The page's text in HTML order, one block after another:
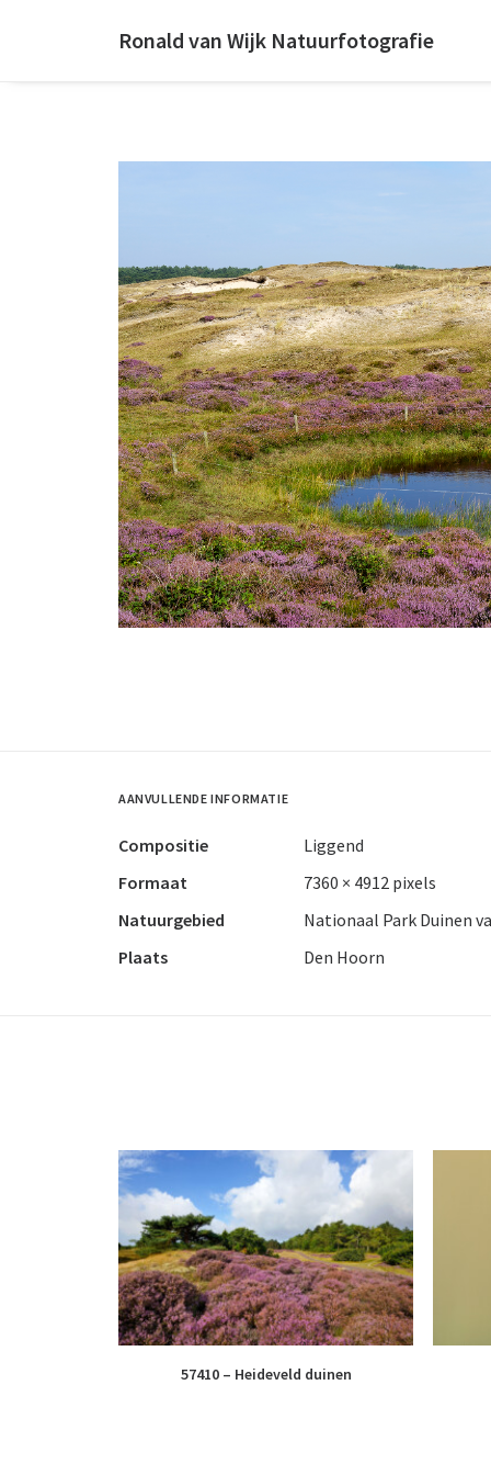
Ronald van Wijk Natuurfotografie
AANVULLENDE INFORMATIE
Compositie
Liggend
Formaat
7360 × 4912 pixels
Natuurgebied
Nationaal Park Duinen
Plaats
Den Hoorn
57410 – Heideveld duinen